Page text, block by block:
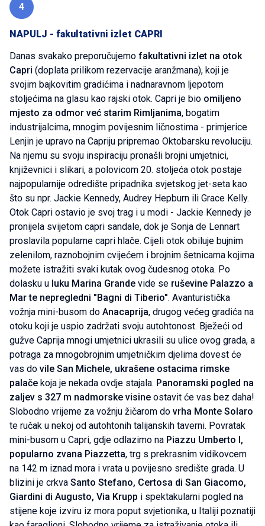
4
NAPULJ - fakultativni izlet CAPRI
Danas svakako preporučujemo fakultativni izlet na otok
Capri (doplata prilikom rezervacije aranžmana), koji je
svojim bajkovitim gradićima i nadnaravnom ljepotom
stoljećima na glasu kao rajski otok. Capri je bio omiljeno
mjesto za odmor već starim Rimljanima, bogatim
industrijalcima, mnogim povijesnim ličnostima - primjerice
Lenjin je upravo na Capriju pripremao Oktobarsku revoluciju.
Na njemu su svoju inspiraciju pronašli brojni umjetnici,
književnici i slikari, a polovicom 20. stoljeća otok postaje
najpopularnije odredište pripadnika svjetskog jet-seta kao
što su npr. Jackie Kennedy, Audrey Hepburn ili Grace Kelly.
Otok Capri ostavio je svoj trag i u modi - Jackie Kennedy je
pronijela svijetom capri sandale, dok je Sonja de Lennart
proslavila popularne capri hlače. Cijeli otok obiluje bujnim
zelenilom, raznobojnim cvijećem i brojnim šetnicama kojima
možete istražiti svaki kutak ovog čudesnog otoka. Po
dolasku u luku Marina Grande vide se ruševine Palazzo a
Mar te nepregledni "Bagni di Tiberio". Avanturistička
vožnja mini-busom do Anacaprija, drugog većeg gradića na
otoku koji je uspio zadržati svoju autohtonost. Bježeći od
gužve Caprija mnogi umjetnici ukrasili su ulice ovog grada, a
potraga za mnogobrojnim umjetničkim djelima dovest će
vas do vile San Michele, ukrašene ostacima rimske
palače koja je nekada ovdje stajala. Panoramski pogled na
zaljev s 327 m nadmorske visine ostavit će vas bez daha!
Slobodno vrijeme za vožnju žičarom do vrha Monte Solaro
te ručak u nekoj od autohtonih talijanskih taverni. Povratak
mini-busom u Capri, gdje odlazimo na Piazzu Umberto I,
popularno zvana Piazzetta, trg s prekrasnim vidikovcem
na 142 m iznad mora i vrata u povijesno središte grada. U
blizini je crkva Santo Stefano, Certosa di San Giacomo,
Giardini di Augusto, Via Krupp i spektakularni pogled na
stijene koje izviru iz mora poput svjetionika, u Italiji poznatiji